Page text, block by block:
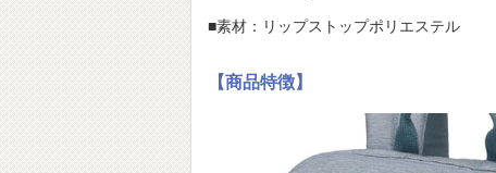
■素材：リップストップポリエステル
【商品特徴】